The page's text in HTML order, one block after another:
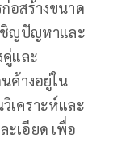
อสร้างขนาด
ชิญปัญหาและ
คู่และ
นค้างอยู่ใน
เคราะห์และ
ะเอียด เพื่อ